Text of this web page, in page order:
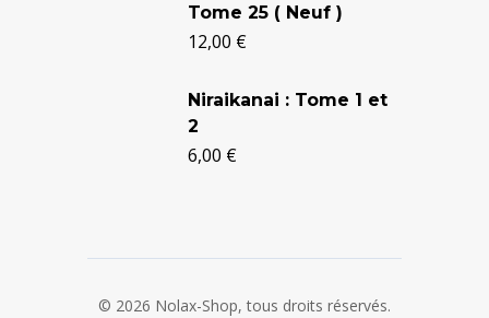
Tome 25 ( Neuf )
12,00 €
Niraikanai : Tome 1 et
2
6,00 €
© 2026 Nolax-Shop, tous droits réservés.